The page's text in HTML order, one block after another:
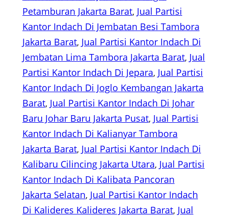
Petamburan Jakarta Barat, Jual Partisi
Kantor Indach Di Jembatan Besi Tambora
Jakarta Barat, Jual Partisi Kantor Indach Di
Jembatan Lima Tambora Jakarta Barat, Jual
Partisi Kantor Indach Di Jepara, Jual Partisi
Kantor Indach Di Joglo Kembangan Jakarta
Barat, Jual Partisi Kantor Indach Di Johar
Baru Johar Baru Jakarta Pusat, Jual Partisi
Kantor Indach Di Kalianyar Tambora
Jakarta Barat, Jual Partisi Kantor Indach Di
Kalibaru Cilincing Jakarta Utara, Jual Partisi
Kantor Indach Di Kalibata Pancoran
Jakarta Selatan, Jual Partisi Kantor Indach
Di Kalideres Kalideres Jakarta Barat, Jual